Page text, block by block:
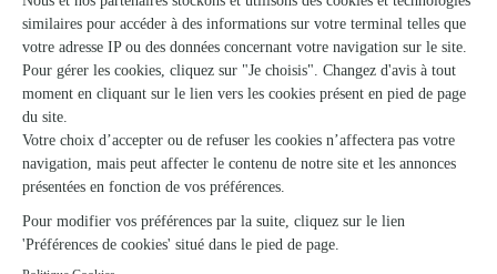
Boutique Petite Fleur
Besancon
★★
9, rue Pasteur
Voir la boutique